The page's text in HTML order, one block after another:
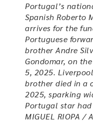
Portugal’s
Spanish Roberto
arrives for the
Portuguese
brother Andre
Gondomar, on
5, 2025.
brother died in a
2025, sparking
Portugal star
MIGUEL RIOPA /